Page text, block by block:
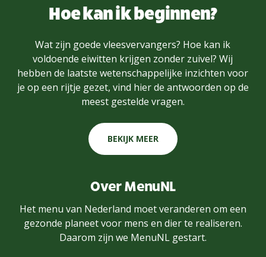
Hoe kan ik beginnen?
Wat zijn goede vleesvervangers? Hoe kan ik
voldoende eiwitten krijgen zonder zuivel? Wij
hebben de laatste wetenschappelijke inzichten voor
je op een rijtje gezet, vind hier de antwoorden op de
meest gestelde vragen.
BEKIJK MEER
Over MenuNL
Het menu van Nederland moet veranderen om een
gezonde planeet voor mens en dier te realiseren.
Daarom zijn we MenuNL gestart.